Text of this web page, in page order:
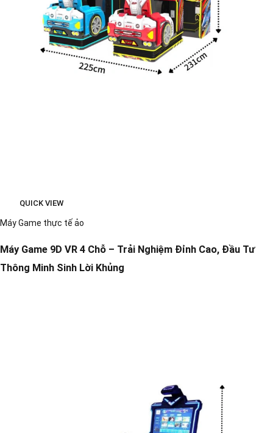
QUICK VIEW
Máy Game thực tế ảo
Máy Game 9D VR 4 Chỗ – Trải Nghiệm Đỉnh Cao, Đầu Tư
Thông Minh Sinh Lời Khủng